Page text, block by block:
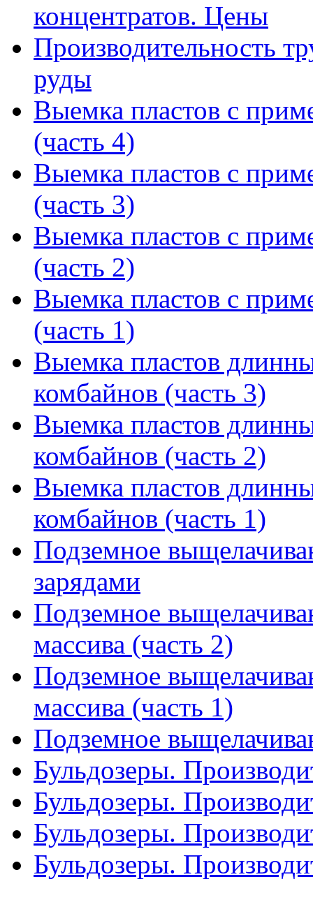
концентратов. Цены
Производительность
руды
Выемка пластов с
(часть 4)
Выемка пластов с
(часть 3)
Выемка пластов с
(часть 2)
Выемка пластов с
(часть 1)
Выемка пластов
комбайнов (часть 3)
Выемка пластов
комбайнов (часть 2)
Выемка пластов
комбайнов (часть 1)
Подземное
зарядами
Подземное
массива (часть 2)
Подземное
массива (часть 1)
Подземное
Бульдозеры.
Бульдозеры.
Бульдозеры.
Бульдозеры.